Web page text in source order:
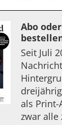
Abo
Seit Juli
als Print-
zwar alle